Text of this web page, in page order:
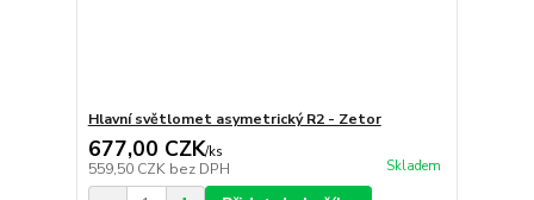
Hlavní světlomet asymetrický R2 - Zetor
677,00 CZK/ks
559,50 CZK bez DPH Skladem